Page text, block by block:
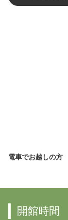
電車でお越しの方
開館時間